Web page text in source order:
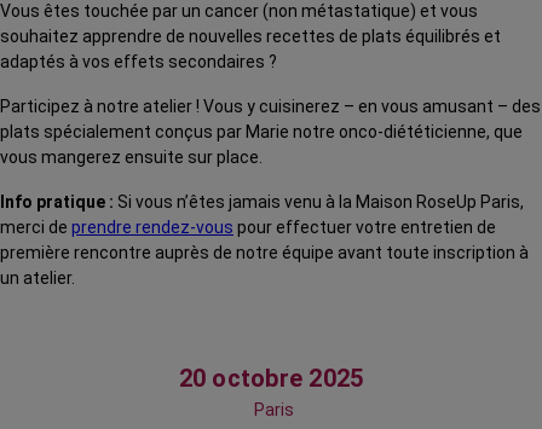
Vous êtes touchée par un cancer (non métastatique) et vous
souhaitez apprendre de nouvelles recettes de plats équilibrés et
adaptés à vos effets secondaires ?
Participez à notre atelier ! Vous y cuisinerez – en vous amusant – des
plats spécialement conçus par Marie notre onco-diététicienne, que
vous mangerez ensuite sur place.
Info pratique : Si vous n’êtes jamais venu à la Maison RoseUp Paris,
merci de prendre rendez-vous pour effectuer votre entretien de
première rencontre auprès de notre équipe avant toute inscription à
un atelier.
20 octobre 2025
Paris